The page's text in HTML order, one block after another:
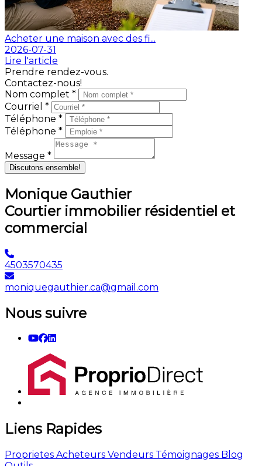
Acheter une maison avec des fi...
2026-07-31
Lire l'article
Prendre rendez-vous.
Contactez-nous!
Nom complet *
Courriel *
Téléphone *
Téléphone *
Message *
Discutons ensemble!
Monique Gauthier
Courtier immobilier résidentiel et
commercial
4503570435
moniquegauthier.ca@gmail.com
Nous suivre
Liens Rapides
Proprietes Acheteurs Vendeurs Témoignages Blog